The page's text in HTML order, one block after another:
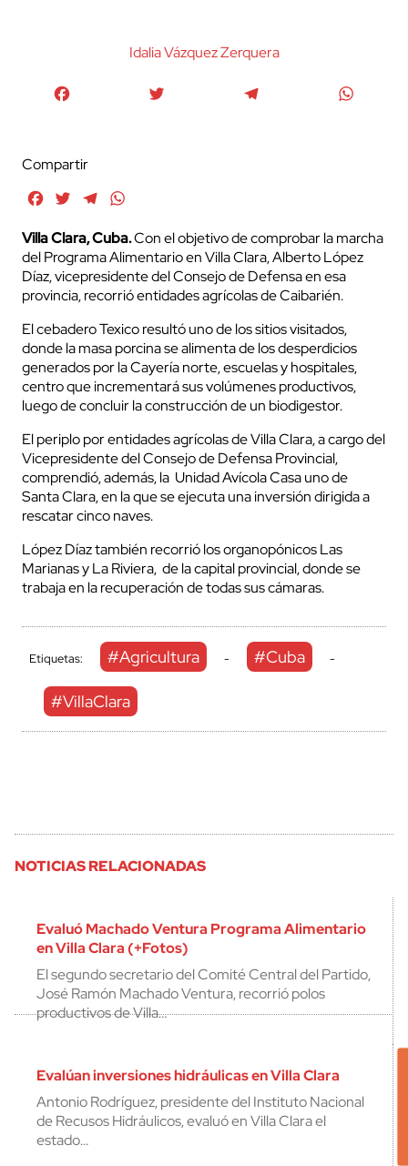
Idalia Vázquez Zerquera
Compartir
FacebookTwitterTelegram
Villa Clara, Cuba.Con el objetivo de comprobar la marcha
del Programa Alimentario en Villa Clara, Alberto López
Díaz, vicepresidente del Consejo de Defensa en esa
provincia, recorrió entidades agrícolas de Caibarién.
El cebadero Texico resultó uno de los sitios visitados,
donde la masa porcina se alimenta de los desperdicios
generados por la Cayería norte, escuelas y hospitales,
centro que incrementará sus volúmenes productivos,
luego de concluir la construcción de un biodigestor.
El periplo por entidades agrícolas de Villa Clara, a cargo del
Vicepresidente del Consejo de Defensa Provincial,
comprendió, además, la Unidad Avícola Casa uno de
Santa Clara, en la que se ejecuta una inversión dirigida a
rescatar cinco naves.
López Díaz también recorrió los organopónicos Las
Marianas y La Riviera, de la capital provincial, donde se
trabaja en la recuperación de todas sus cámaras.
Etiquetas: #Agricultura - #Cuba -
#VillaClara
NOTICIAS RELACIONADAS
Evaluó Machado Ventura Programa Alimentario
en Villa Clara (+Fotos)
El segundo secretario del Comité Central del Partido,
José Ramón Machado Ventura, recorrió polos
productivos de Villa…
Evalúan inversiones hidráulicas en Villa Clara
Antonio Rodríguez, presidente del Instituto Nacional
de Recusos Hidráulicos, evaluó en Villa Clara el
estado…